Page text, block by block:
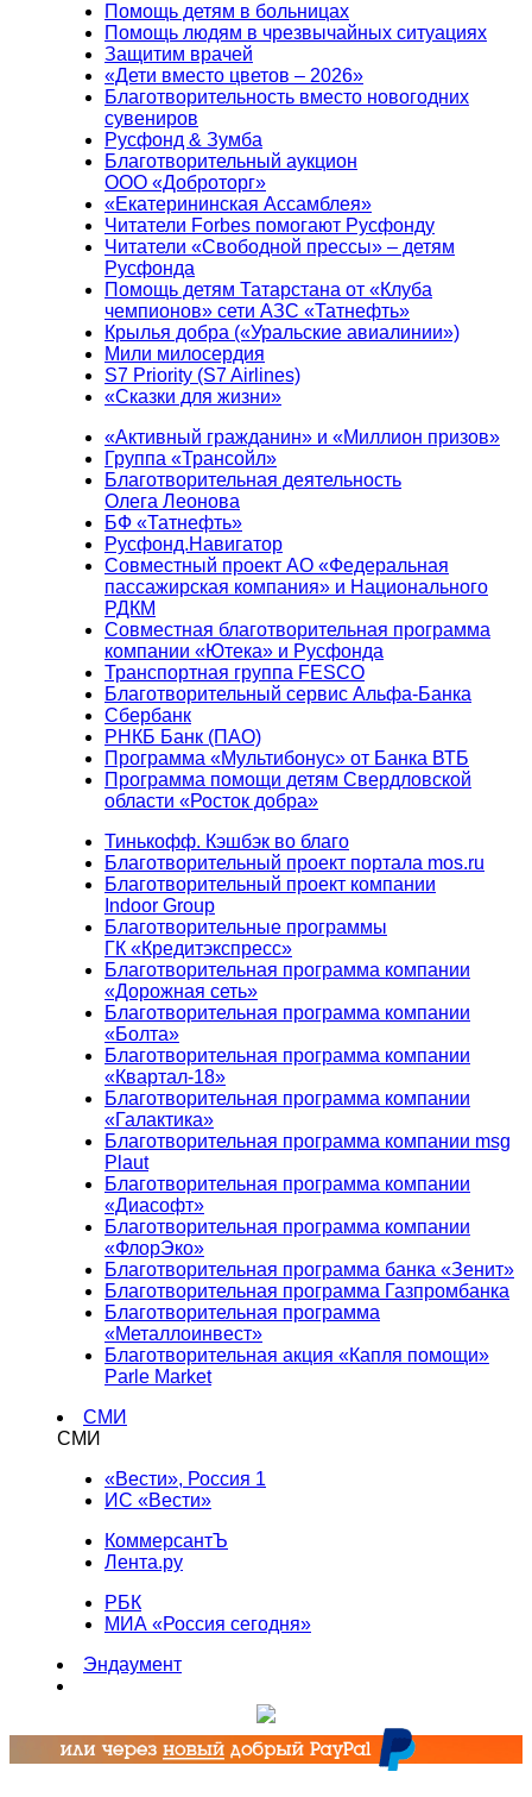
Помощь детям в больницах
Помощь людям в чрезвычайных ситуациях
Защитим врачей
«Дети вместо цветов – 2026»
Благотворительность вместо новогодних
сувениров
Русфонд & Зумба
Благотворительный аукцион
ООО «Доброторг»
«Екатерининская Ассамблея»
Читатели Forbes помогают Русфонду
Читатели «Свободной прессы» – детям
Русфонда
Помощь детям Татарстана от «Клуба
чемпионов» сети АЗС «Татнефть»
Крылья добра («Уральские авиалинии»)
Мили милосердия
S7 Priority (S7 Airlines)
«Сказки для жизни»
«Активный гражданин» и «Миллион призов»
Группа «Трансойл»
Благотворительная деятельность
Олега Леонова
БФ «Татнефть»
Русфонд.Навигатор
Совместный проект АО «Федеральная
пассажирская компания» и Национального
РДКМ
Совместная благотворительная программа
компании «Ютека» и Русфонда
Транспортная группа FESCO
Благотворительный сервис Альфа-Банка
Сбербанк
РНКБ Банк (ПАО)
Программа «Мультибонус» от Банка ВТБ
Программа помощи детям Свердловской
области «Росток добра»
Тинькофф. Кэшбэк во благо
Благотворительный проект портала mos.ru
Благотворительный проект компании
Indoor Group
Благотворительные программы
ГК «Кредитэкспресс»
Благотворительная программа компании
«Дорожная сеть»
Благотворительная программа компании
«Болта»
Благотворительная программа компании
«Квартал-18»
Благотворительная программа компании
«Галактика»
Благотворительная программа компании msg
Plaut
Благотворительная программа компании
«Диасофт»
Благотворительная программа компании
«ФлорЭко»
Благотворительная программа банка «Зенит»
Благотворительная программа Газпромбанка
Благотворительная программа
«Металлоинвест»
Благотворительная акция «Капля помощи»
Parle Market
СМИ
СМИ
«Вести», Россия 1
ИС «Вести»
КоммерсантЪ
Лента.ру
РБК
МИА «Россия сегодня»
Эндаумент